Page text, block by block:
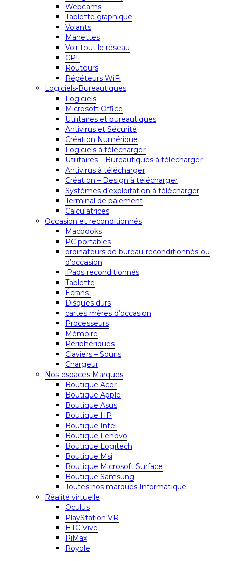
Webcams
Tablette graphique
Volants
Manettes
Voir tout le réseau
CPL
Routeurs
Répéteurs WiFi
Logiciels-Bureautiques
Logiciels
Microsoft Office
Utilitaires et bureautiques
Antivirus et Sécurité
Création Numérique
Logiciels à télécharger
Utilitaires – Bureautiques à télécharger
Antivirus à télécharger
Création – Design à télécharger
Systèmes d’exploitation à télécharger
Terminal de paiement
Calculatrices
Occasion et reconditionnés
Macbooks
PC portables
ordinateurs de bureau reconditionnés ou
d’occasion
iPads reconditionnés
Tablette
Écrans
Disques durs
cartes mères d’occasion
Processeurs
Mémoire
Périphériques
Claviers – Souris
Chargeur
Nos espaces Marques
Boutique Acer
Boutique Apple
Boutique Asus
Boutique HP
Boutique Intel
Boutique Lenovo
Boutique Logitech
Boutique Msi
Boutique Microsoft Surface
Boutique Samsung
Toutes nos marques Informatique
Réalité virtuelle
Oculus
PlayStation VR
HTC Vive
PiMax
Royole